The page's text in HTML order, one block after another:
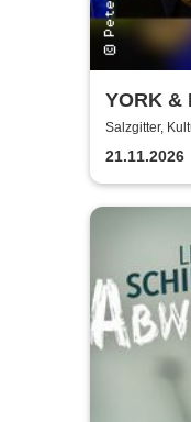
YORK &
Salzgitter,
21.11.2026